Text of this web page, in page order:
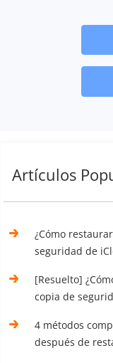
Artículos
¿Cómo
seguridad de
[Resuelto]
copia de
4 métodos
después de